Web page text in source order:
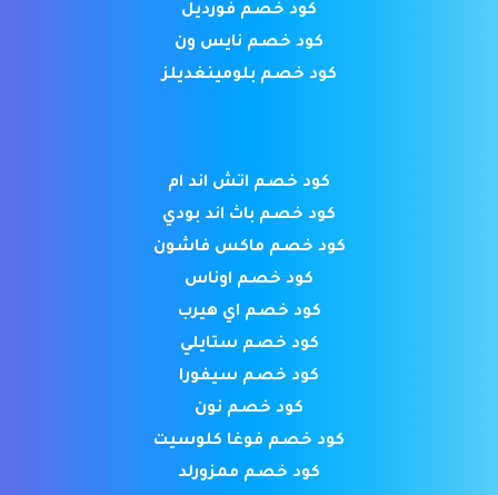
كود خصم فورديل
كود خصم نايس ون
كود خصم بلومينغديلز
كود خصم اتش اند ام
كود خصم باث اند بودي
كود خصم ماكس فاشون
كود خصم اوناس
كود خصم اي هيرب
كود خصم ستايلي
كود خصم سيفورا
كود خصم نون
كود خصم فوغا كلوسيت
كود خصم ممزورلد